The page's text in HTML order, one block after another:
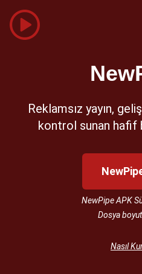
Reklamsız yayın,
kontrol sunan hafif
NewPipe APK
Dosya
Nasıl